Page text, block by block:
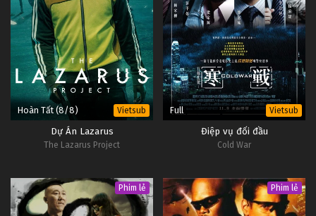
Hoàn Tất (8/8) Vietsub
Dự Án Lazarus
The Lazarus Project
Full Vietsub
Điệp vụ đối đầu
Cold War
Phim lẻ Phim lẻ